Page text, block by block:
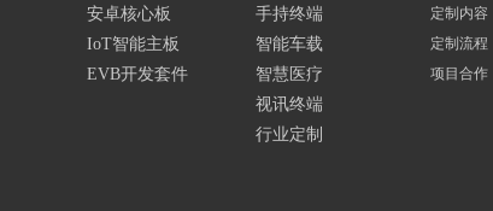
安卓核心板
IoT智能主板
EVB开发套件
手持终端
智能车载
智慧医疗
视讯终端
行业定制
定制内容
定制流程
项目合作